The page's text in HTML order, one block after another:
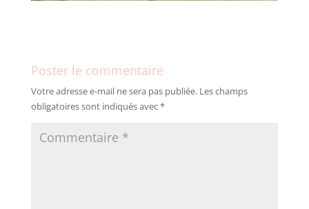
Poster le commentaire
Votre adresse e-mail ne sera pas publiée. Les champs
obligatoires sont indiqués avec*